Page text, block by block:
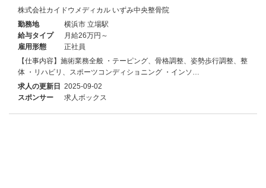
株式会社カイドウメディカル いずみ中央整骨院
勤務地
横浜市 立場駅
給与タイプ
月給26万円～
雇用形態
正社員
【仕事内容】施術業務全般 ・テーピング、骨格調整、姿勢歩行調整、整
体 ・リハビリ、スポーツコンディショニング ・インソ…
求人の更新日 2025-09-02
スポンサー
求人ボックス